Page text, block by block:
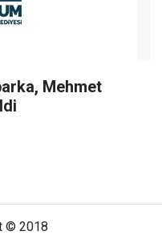
Mehmet
© 2018